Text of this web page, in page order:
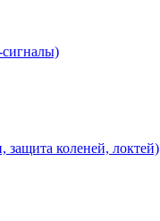
коленей, локтей)